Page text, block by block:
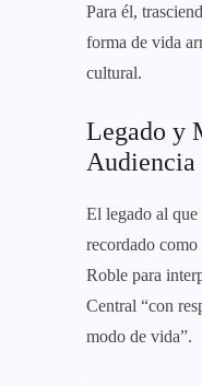
Para él,
forma de vida
cultural.
Legado y
El legado al que
recordado
Roble para
Central “con
modo de vida”.